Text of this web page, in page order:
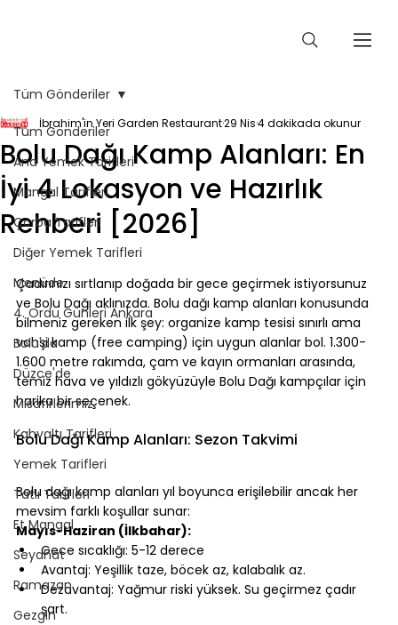
Tüm Gönderiler
Ana Yemek Tarifleri
Mangal Tarifleri
Çorba Tarifleri
Diğer Yemek Tarifleri
Menüde
4. Ordu Günleri Ankara
Bolu'da
Düzce'de
Misafirlerimiz
Kahvaltı Tarifleri
Yemek Tarifleri
Tatlı Tarifleri
Et Mangal
Seyahat
Ramazan
Gezgin
Tüm Gönderiler
Bolu Dağı Kamp Alanları: En
İyi 4 Lokasyon ve Hazırlık
Rehberi [2026]
İbrahim'in Yeri Garden Restaurant29 Nis4 dakikada okunur
Çadırınızı sırtlanıp doğada bir gece geçirmek istiyorsunuz
ve Bolu Dağı aklınızda. Bolu dağı kamp alanları konusunda
bilmeniz gereken ilk şey: organize kamp tesisi sınırlı ama
vahşi kamp (free camping) için uygun alanlar bol. 1.300-
1.600 metre rakımda, çam ve kayın ormanları arasında,
temiz hava ve yıldızlı gökyüzüyle Bolu Dağı kampçılar için
harika bir seçenek.
Bolu Dağı Kamp Alanları: Sezon Takvimi
⠀
Bolu dağı kamp alanları yıl boyunca erişilebilir ancak her
mevsim farklı koşullar sunar:
Mayıs-Haziran (İlkbahar):
Gece sıcaklığı: 5-12 derece
Avantaj: Yeşillik taze, böcek az, kalabalık az.
Dezavantaj: Yağmur riski yüksek. Su geçirmez çadır
şart.